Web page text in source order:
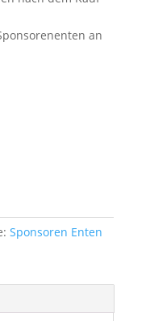
an
Sponsoren Enten